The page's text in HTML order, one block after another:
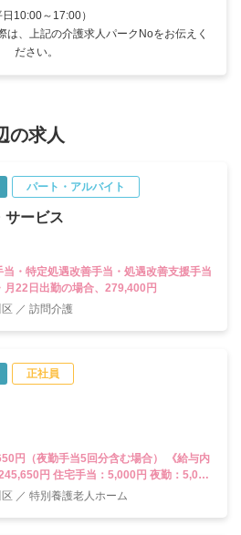
日10:00～17:00）
は、上記の介護求人パークNoをお伝えく
ださい。
の求人
パート・アルバイト
サービス
・特定処遇改善手当・処遇改善支援手当
22日出勤の場合、279,400円
／ 訪問介護
正社員
（夜勤手当5回分含む場合） 《給与内
円 住宅手当：5,000円 夜勤：5,000
資格手当／ 特別養護老人ホーム